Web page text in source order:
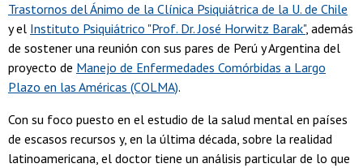
Trastornos del Ánimo de la Clínica Psiquiátrica de la U. de Chile
y el Instituto Psiquiátrico "Prof. Dr. José Horwitz Barak", además
de sostener una reunión con sus pares de Perú y Argentina del
proyecto de Manejo de Enfermedades Comórbidas a Largo
Plazo en las Américas (COLMA).
Con su foco puesto en el estudio de la salud mental en países
de escasos recursos y, en la última década, sobre la realidad
latinoamericana, el doctor tiene un análisis particular de lo que